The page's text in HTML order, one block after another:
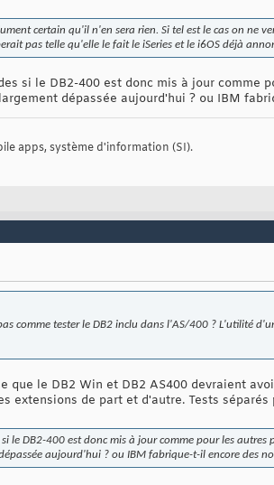
certain qu'il n'en sera rien. Si tel est le cas on ne
pas telle qu'elle le fait le iSeries et le i6OS déjà
si le DB2-400 est donc mis à jour comme
dépassée aujourd'hui ? ou IBM
apps, système d'information (SI).
comme tester le DB2 inclu dans l'AS/400 ? L'utilité
que le DB2 Win et DB2 AS400 devraient
extensions de part et d'autre. Tests
le DB2-400 est donc mis à jour comme pour les autres
aujourd'hui ? ou IBM fabrique-t-il encore des